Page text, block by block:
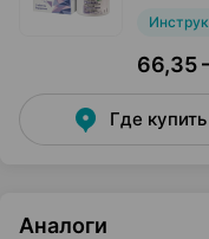
66,35
Где купить
Аналоги